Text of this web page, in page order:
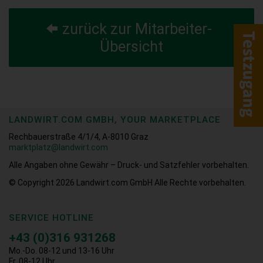
zurück zur Mitarbeiter-
Übersicht
LANDWIRT.COM GMBH, YOUR MARKETPLACE
Rechbauerstraße 4/1/4, A-8010 Graz
marktplatz@landwirt.com
Alle Angaben ohne Gewähr – Druck- und Satzfehler vorbehalten.
© Copyright 2026 Landwirt.com GmbH Alle Rechte vorbehalten.
SERVICE HOTLINE
+43 (0)316 931268
Mo.-Do. 08-12 und 13-16 Uhr